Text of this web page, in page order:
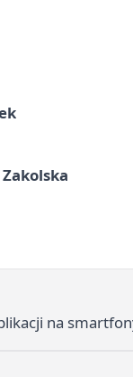
na